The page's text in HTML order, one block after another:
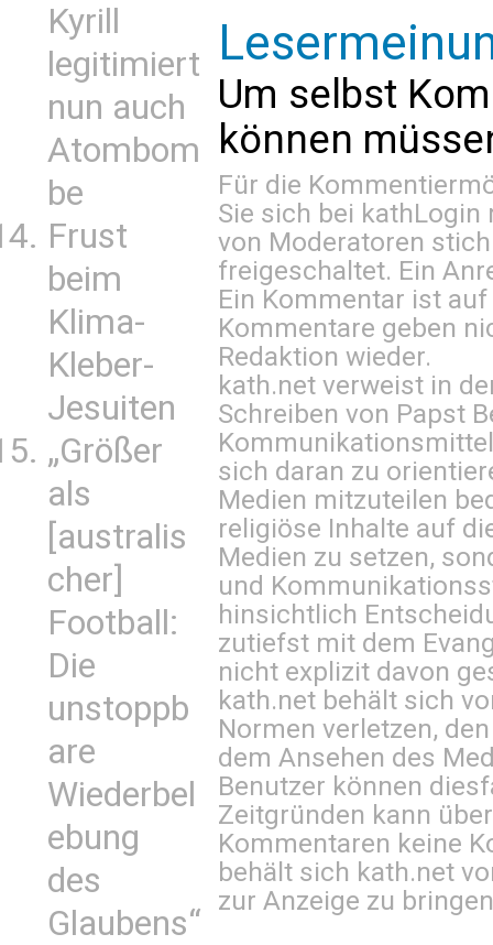
Kyrill
legitimiert
nun auch
Atombom
be
Frust
beim
Klima-
Kleber-
Jesuiten
„Größer
als
[australis
cher]
Football:
Die
unstoppb
are
Wiederbel
ebung
des
Glaubens“
Um selbst
können
Für die
Sie sich bei kathLogin
von Moderatoren
freigeschaltet. Ein
Ein Kommentar ist
Kommentare geben
Redaktion wieder.
kath.net verweist in
Schreiben von Papst
sich daran zu
Medien mitzuteilen
religiöse Inhalte auf
Medien zu setzen,
und
hinsichtlich
zutiefst mit dem
nicht explizit davon
kath.net behält sich
Normen verletzen,
dem Ansehen des
Benutzer können
Zeitgründen kann
Kommentaren keine
behält sich kath.net
zur Anzeige zu